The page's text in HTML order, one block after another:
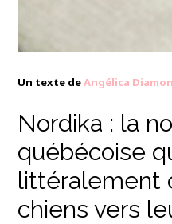
Un texte deAngélica
Nordika : la
québécoise
littéralement
chiens vers